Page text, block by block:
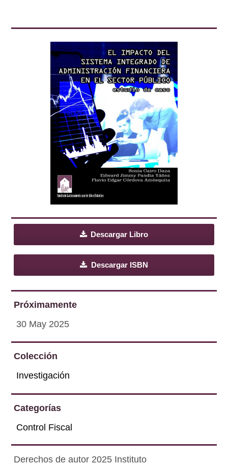
Descargar Libro
Descargar ISBN
Próximamente
30 May 2025
Colección
Investigación
Categorías
Control Fiscal
Derechos de autor 2025 Instituto